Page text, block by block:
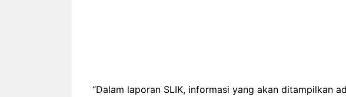
“Dalam laporan SLIK, informasi yang akan ditampilkan